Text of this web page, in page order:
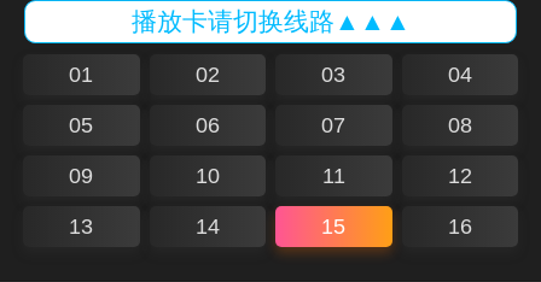
播放卡请切换线路▲▲▲
01 02 03 04
05 06 07 08
09 10 11 12
13 14 15 16